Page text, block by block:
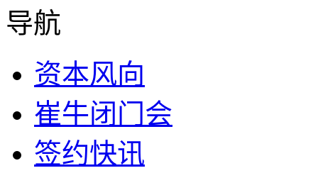
导航
资本风向
崔牛闭门会
签约快讯